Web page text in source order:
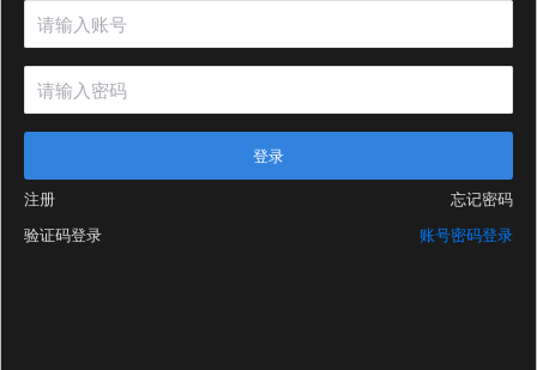
登录
注册
忘记密码
验证码登录
账号密码登录